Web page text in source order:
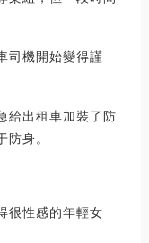
司機開始變得謹
給出租車加裝了防
身。
很性感的年輕女